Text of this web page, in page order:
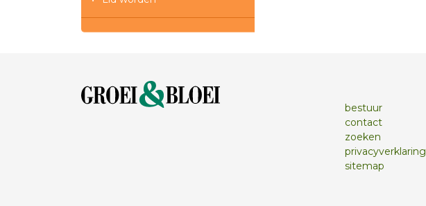
bestuur
contact
zoeken
privacyverklaring
sitemap